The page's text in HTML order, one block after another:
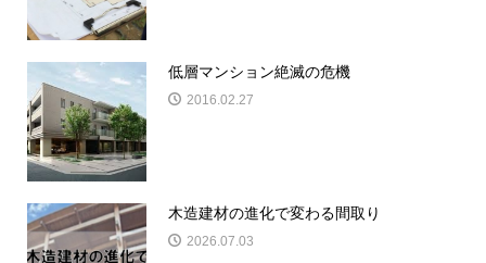
低層マンション絶滅の危機
2016.02.27
木造建材の進化で変わる間取り
2026.07.03